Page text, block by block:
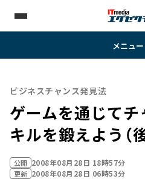
メニュー
ビジネスチャンス発見法
ゲームを通じて
キルを鍛えよう（
公開 2008年08月28日 18時57分
更新 2008年08月28日 06時53分